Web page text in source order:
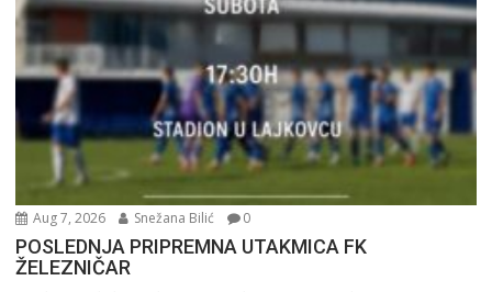
Aug 7, 2026 Snežana Bilić 0
POSLEDNJA PRIPREMNA UTAKMICA FK
ŽELEZNIČAR